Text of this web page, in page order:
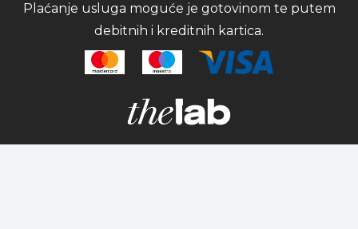
Plaćanje usluga moguće je gotovinom te putem
debitnih i kreditnih kartica.